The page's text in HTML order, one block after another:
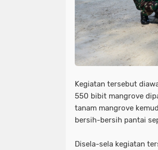
Kegiatan tersebut
550 bibit mangrove
tanam mangrove
bersih-bersih pantai
Disela-sela kegiatan